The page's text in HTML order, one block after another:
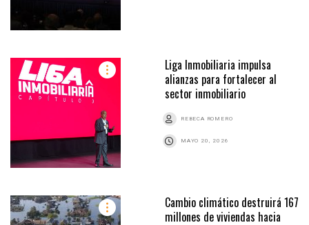
Liga Inmobiliaria impulsa
alianzas para fortalecer al
sector inmobiliario
REBECA ROMERO
MAYO 20, 2026
Cambio climático destruirá 167
millones de viviendas hacia